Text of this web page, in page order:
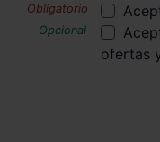
ofertas